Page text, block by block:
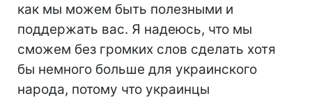
как мы можем быть полезными и
поддержать вас. Я надеюсь, что мы
сможем без громких слов сделать хотя
бы немного больше для украинского
народа, потому что украинцы